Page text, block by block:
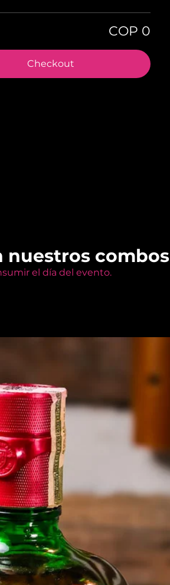
COP 0
Checkout
nuestros combos
el día del evento.